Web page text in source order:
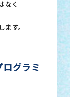
なく
ます。
ログラミ